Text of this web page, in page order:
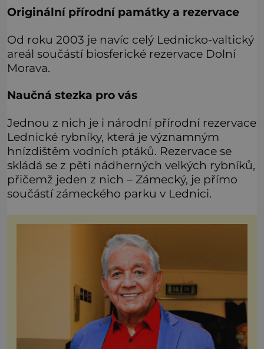
Originální přírodní památky a rezervace
Od roku 2003 je navíc celý Lednicko-valtický
areál součástí biosferické rezervace Dolní
Morava.
Naučná stezka pro vás
Jednou z nich je i národní přírodní rezervace
Lednické rybníky, která je významným
hnízdištěm vodních ptáků. Rezervace se
skládá se z pěti nádherných velkých rybníků,
přičemž jeden z nich – Zámecký, je přímo
součástí zámeckého parku v Lednici.